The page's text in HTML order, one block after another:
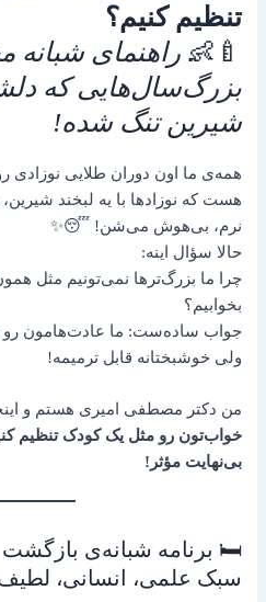
تنظیم کنیم؟
🍼👶راهنمای
بزرگ‌سال‌هایی که
شیرین تنگ شده!
همه‌ی ما اون دوران طلایی نوزادی
هست که نوزادها با یه لبخند
نرم، بی‌هوش می‌شن! 😴✨
حالا سؤال اینه:
چرا ما بزرگ‌ترها نمی‌تونیم مثل
بخوابیم؟
جواب ساده‌ست: ما عادت‌هامون رو
ولی خوشبختانه قابل ترمیمه!
من دکتر مصطفی امیری هستم و
خواب‌تون رو مثل یک کودک تنظیم
بی‌نهایت مؤثر!
🛏️ برنامه شبانه‌ی بازگشت
سبک علمی، انسانی،